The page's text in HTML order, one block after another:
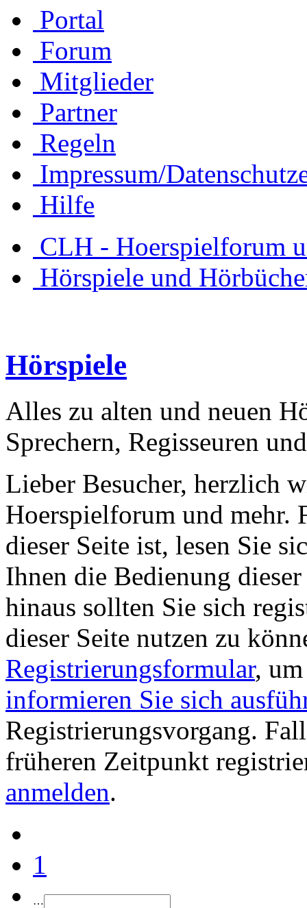
Portal
Forum
Mitglieder
Partner
Regeln
Impressum/
Hilfe
CLH - Hoerspielforum
Hörspiele und
Hörspiele
Alles zu alten und neuen
Sprechern, Regisseuren
Lieber Besucher, herzlich
Hoerspielforum und mehr.
dieser Seite ist, lesen Sie
Ihnen die Bedienung
hinaus sollten Sie sich
dieser Seite nutzen zu
Registrierungsformular,
informieren Sie sich
Registrierungsvorgang.
früheren Zeitpunkt
anmelden.
1
…